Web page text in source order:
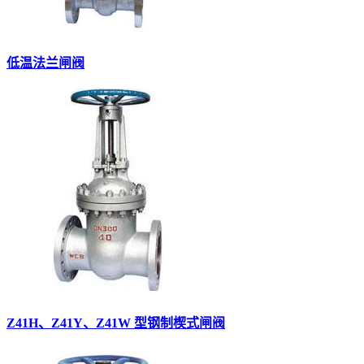
低温法兰闸阀
Z41H、Z41Y、Z41W 型钢制楔式闸阀